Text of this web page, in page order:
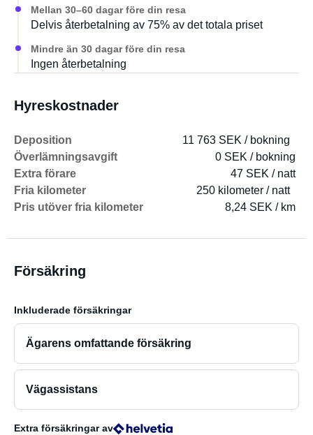
Mellan 30–60 dagar före din resa
Delvis återbetalning av 75% av det totala priset
Mindre än 30 dagar före din resa
Ingen återbetalning
Hyreskostnader
Deposition
11 763 SEK / bokning
Överlämningsavgift
0 SEK / bokning
Extra förare
47 SEK / natt
Fria kilometer
250 kilometer / natt
Pris utöver fria kilometer
8,24 SEK / km
Försäkring
Inkluderade försäkringar
Ägarens omfattande försäkring
Vägassistans
Extra försäkringarav